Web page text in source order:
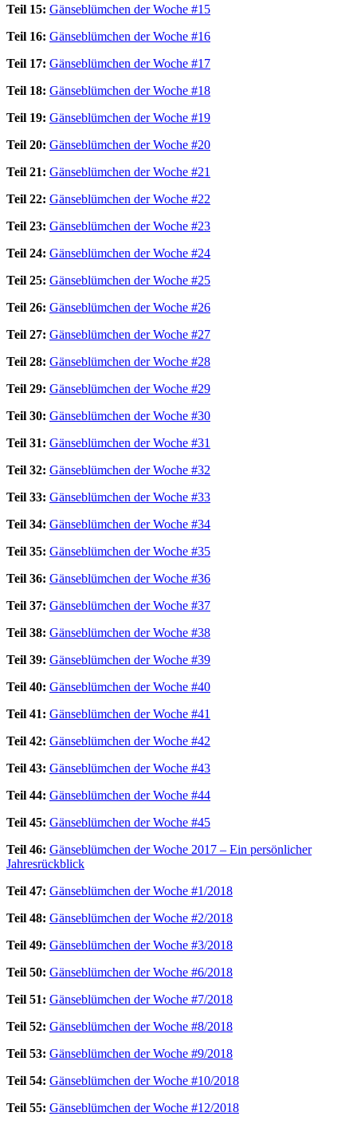
Teil 15: Gänseblümchen der Woche #15
Teil 16: Gänseblümchen der Woche #16
Teil 17: Gänseblümchen der Woche #17
Teil 18: Gänseblümchen der Woche #18
Teil 19: Gänseblümchen der Woche #19
Teil 20: Gänseblümchen der Woche #20
Teil 21: Gänseblümchen der Woche #21
Teil 22: Gänseblümchen der Woche #22
Teil 23: Gänseblümchen der Woche #23
Teil 24: Gänseblümchen der Woche #24
Teil 25: Gänseblümchen der Woche #25
Teil 26: Gänseblümchen der Woche #26
Teil 27: Gänseblümchen der Woche #27
Teil 28: Gänseblümchen der Woche #28
Teil 29: Gänseblümchen der Woche #29
Teil 30: Gänseblümchen der Woche #30
Teil 31: Gänseblümchen der Woche #31
Teil 32: Gänseblümchen der Woche #32
Teil 33: Gänseblümchen der Woche #33
Teil 34: Gänseblümchen der Woche #34
Teil 35: Gänseblümchen der Woche #35
Teil 36: Gänseblümchen der Woche #36
Teil 37: Gänseblümchen der Woche #37
Teil 38: Gänseblümchen der Woche #38
Teil 39: Gänseblümchen der Woche #39
Teil 40: Gänseblümchen der Woche #40
Teil 41: Gänseblümchen der Woche #41
Teil 42: Gänseblümchen der Woche #42
Teil 43: Gänseblümchen der Woche #43
Teil 44: Gänseblümchen der Woche #44
Teil 45: Gänseblümchen der Woche #45
Teil 46: Gänseblümchen der Woche 2017 – Ein persönlicher
Jahresrückblick
Teil 47: Gänseblümchen der Woche #1/2018
Teil 48: Gänseblümchen der Woche #2/2018
Teil 49: Gänseblümchen der Woche #3/2018
Teil 50: Gänseblümchen der Woche #6/2018
Teil 51: Gänseblümchen der Woche #7/2018
Teil 52: Gänseblümchen der Woche #8/2018
Teil 53: Gänseblümchen der Woche #9/2018
Teil 54: Gänseblümchen der Woche #10/2018
Teil 55: Gänseblümchen der Woche #12/2018